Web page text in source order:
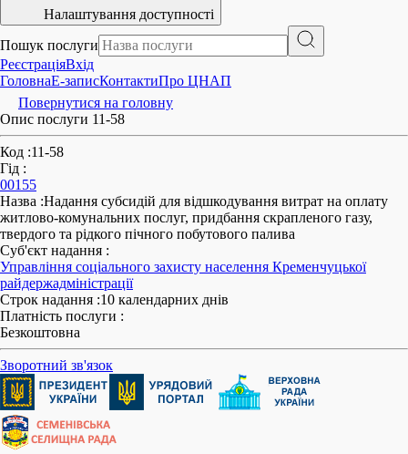
Налаштування доступності
Пошук послуги
РеєстраціяВхід
ГоловнаE-записКонтактиПро ЦНАП
Повернутися на головну
Опис послуги 11-58
Код :11-58
Гід :
00155
Назва :Надання субсидій для відшкодування витрат на оплату
житлово-комунальних послуг, придбання скрапленого газу,
твердого та рідкого пічного побутового палива
Суб'єкт надання :
Управління соціального захисту населення Кременчуцької
райдержадміністрації
Строк надання :10 календарних днів
Платність послуги :
Безкоштовна
Зворотний зв'язок